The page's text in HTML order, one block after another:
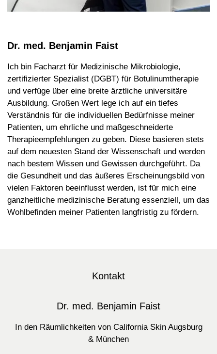
Dr. med. Benjamin Faist
Ich bin Facharzt für Medizinische Mikrobiologie,
zertifizierter Spezialist (DGBT) für Botulinumtherapie
und verfüge über eine breite ärztliche universitäre
Ausbildung. Großen Wert lege ich auf ein tiefes
Verständnis für die individuellen Bedürfnisse meiner
Patienten, um ehrliche und maßgeschneiderte
Therapieempfehlungen zu geben. Diese basieren stets
auf dem neuesten Stand der Wissenschaft und werden
nach bestem Wissen und Gewissen durchgeführt. Da
die Gesundheit und das äußeres Erscheinungsbild von
vielen Faktoren beeinflusst werden, ist für mich eine
ganzheitliche medizinische Beratung essenziell, um das
Wohlbefinden meiner Patienten langfristig zu fördern.
Kontakt
Dr. med. Benjamin Faist
In den Räumlichkeiten von California Skin Augsburg
& München